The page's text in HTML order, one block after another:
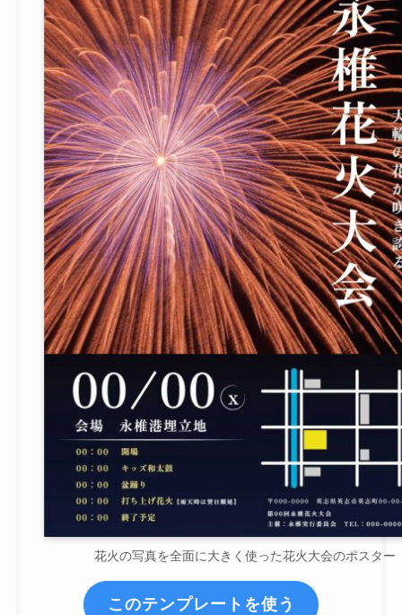
花火の写真を全面に大きく使った花火大会のポスター
このテンプレートを使う